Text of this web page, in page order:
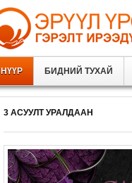
НҮҮР БИДНИЙ ТУХАЙ
3 АСУУЛТ УРАЛДААН